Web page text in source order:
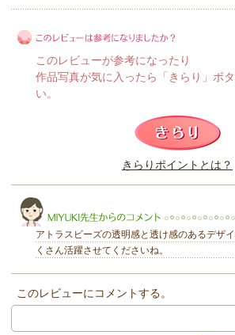
このレビューは参考になりましたか？
このレビューが参考になったり
作品写真が気に入ったら「きらり」ボ
い。
きらりポイントとは？
アトラスビーズの透明感と透け感のあるデザ
くさん活躍させてくださいね。
このレビューにコメントする。